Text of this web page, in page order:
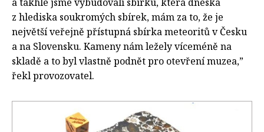
z hlediska soukromých sbírek, mám za to, že je
největší veřejně přístupná sbírka meteoritů v Česku
a na Slovensku. Kameny nám ležely víceméně na
skladě a to byl vlastně podnět pro otevření muzea,”
řekl provozovatel.